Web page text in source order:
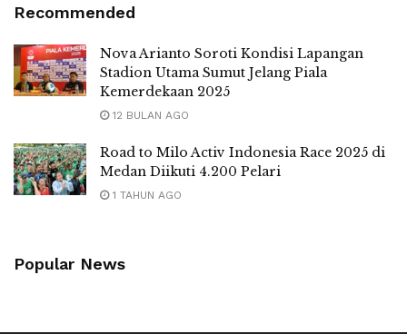
Recommended
Nova Arianto Soroti Kondisi Lapangan
Stadion Utama Sumut Jelang Piala
Kemerdekaan 2025
12 BULAN AGO
Road to Milo Activ Indonesia Race 2025 di
Medan Diikuti 4.200 Pelari
1 TAHUN AGO
Popular News